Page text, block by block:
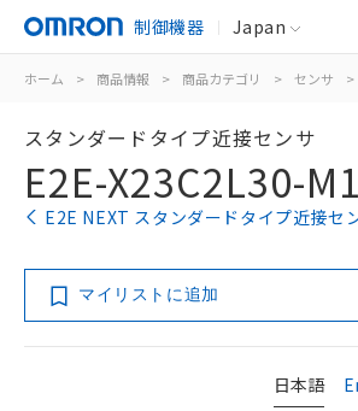
制御機器 Japan
ホーム > 商品情報 > 商品カテゴリ > センサ >
スタンダードタイプ近接センサ
E2E-X23C2L30-
E2E NEXT スタンダードタイプ近接セ
マイリストに追加
日本語